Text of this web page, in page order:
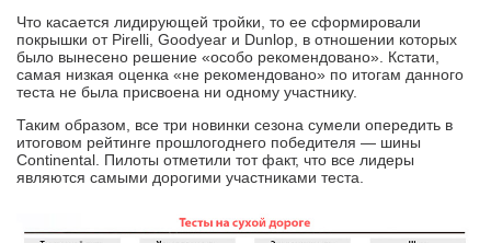
Что касается лидирующей тройки, то ее сформировали
покрышки от Pirelli, Goodyear и Dunlop, в отношении которых
было вынесено решение «особо рекомендовано». Кстати,
самая низкая оценка «не рекомендовано» по итогам данного
теста не была присвоена ни одному участнику.
Таким образом, все три новинки сезона сумели опередить в
итоговом рейтинге прошлогоднего победителя — шины
Continental. Пилоты отметили тот факт, что все лидеры
являются самыми дорогими участниками теста.